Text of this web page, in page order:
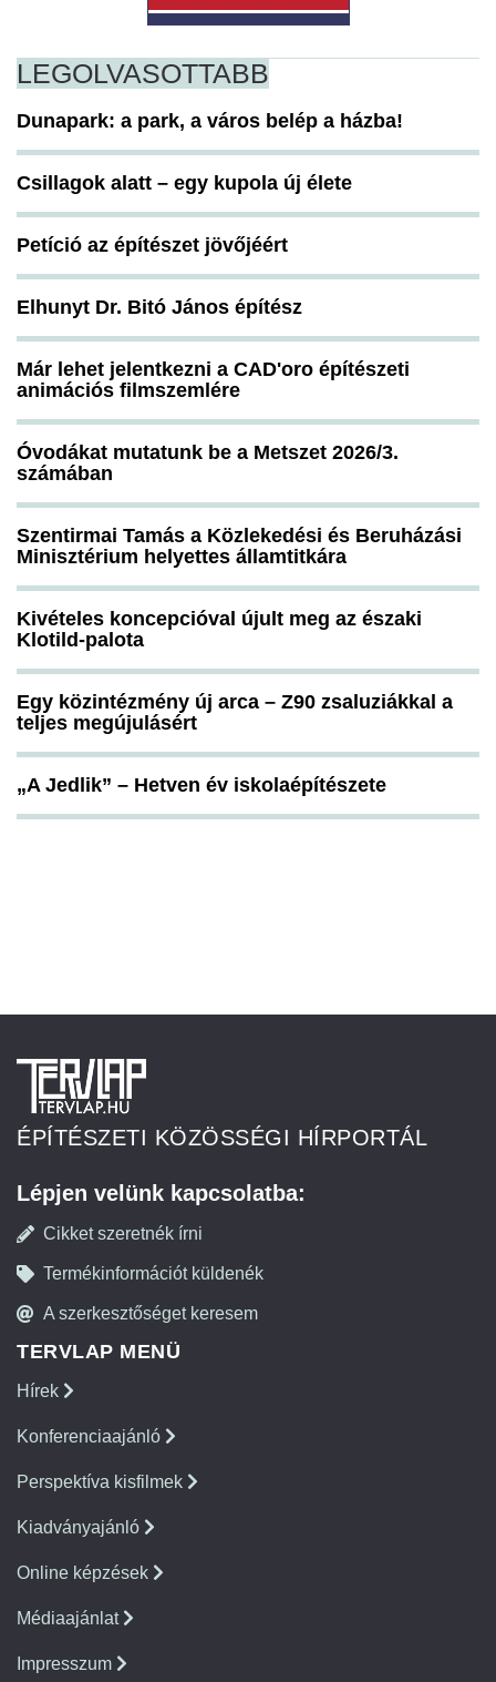
LEGOLVASOTTABB
Dunapark: a park, a város belép a házba!
Csillagok alatt – egy kupola új élete
Petíció az építészet jövőjéért
Elhunyt Dr. Bitó János építész
Már lehet jelentkezni a CAD'oro építészeti
animációs filmszemlére
Óvodákat mutatunk be a Metszet 2026/3.
számában
Szentirmai Tamás a Közlekedési és Beruházási
Minisztérium helyettes államtitkára
Kivételes koncepcióval újult meg az északi
Klotild-palota
Egy közintézmény új arca – Z90 zsaluziákkal a
teljes megújulásért
„A Jedlik” – Hetven év iskolaépítészete
ÉPÍTÉSZETI KÖZÖSSÉGI HÍRPORTÁL
Lépjen velünk kapcsolatba:
Cikket szeretnék írni
Termékinformációt küldenék
A szerkesztőséget keresem
TERVLAP MENÜ
Hírek
Konferenciaajánló
Perspektíva kisfilmek
Kiadványajánló
Online képzések
Médiaajánlat
Impresszum